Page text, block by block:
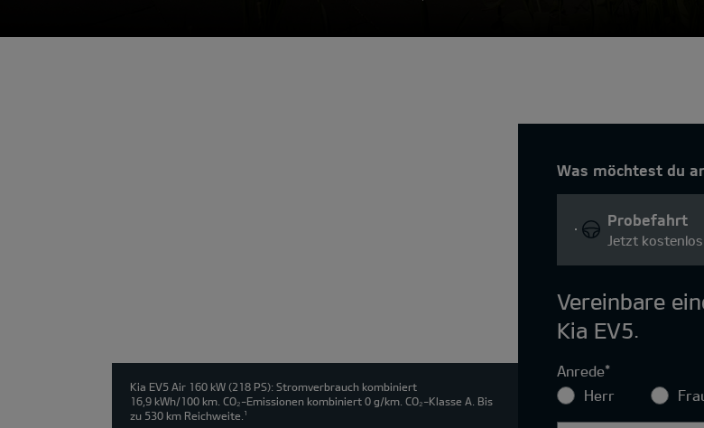
Kia EV5 Air 160 kW (218 PS): Stromverbrauch kombiniert
16,9 kWh/100 km. CO₂-Emissionen kombiniert 0 g/km. CO₂-Klasse A. Bis
zu 530 km Reichweite.
1
Was möchtest du
Probefahrt
Jetzt
Vereinbare
Kia EV5.
Anrede*
Herr